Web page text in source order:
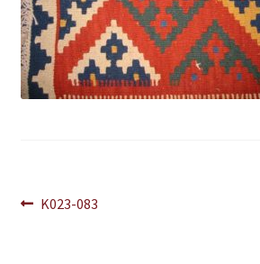
Navegación
Anterior:
K023-083